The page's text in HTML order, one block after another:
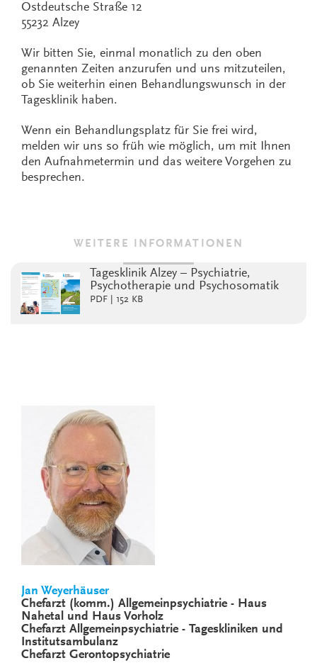
Ostdeutsche Straße 12
55232 Alzey
Wir bitten Sie, einmal monatlich zu den oben
genannten Zeiten anzurufen und uns mitzuteilen,
ob Sie weiterhin einen Behandlungswunsch in der
Tagesklinik haben.
Wenn ein Behandlungsplatz für Sie frei wird,
melden wir uns so früh wie möglich, um mit Ihnen
den Aufnahmetermin und das weitere Vorgehen zu
besprechen.
WEITERE INFORMATIONEN
Tagesklinik Alzey – Psychiatrie,
Psychotherapie und Psychosomatik
PDF | 152 KB
Jan Weyerhäuser
Chefarzt (komm.) Allgemeinpsychiatrie - Haus
Nahetal und Haus Vorholz
Chefarzt Allgemeinpsychiatrie - Tageskliniken und
Institutsambulanz
Chefarzt Gerontopsychiatrie